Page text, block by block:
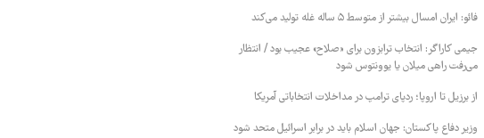
فائو: ایران امسال بیشتر از متوسط ۵ ساله غله تولید می‌کند
جیمی کاراگر: انتخاب ترابزون برای «صلاح» عجیب بود / انتظار
می‌رفت راهی میلان یا یوونتوس شود
از برزیل تا اروپا؛ ردپای ترامپ در مداخلات انتخاباتی آمریکا
وزیر دفاع پاکستان: جهان اسلام باید در برابر اسرائیل متحد شود